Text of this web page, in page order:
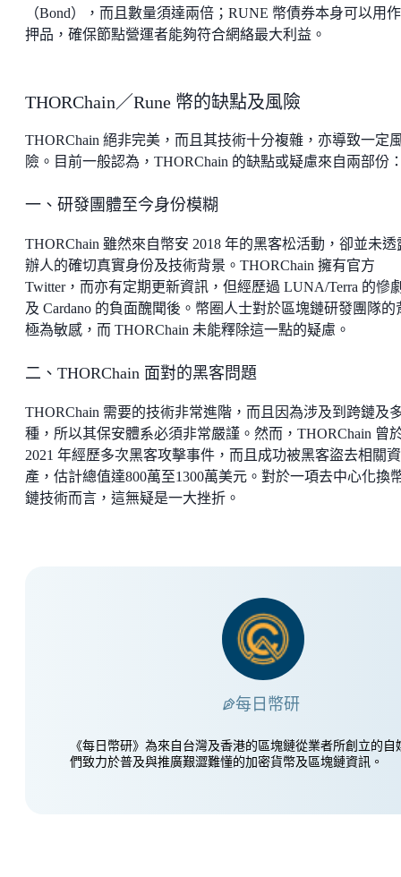
（Bond），而且數量須達兩倍；RUNE 幣債券本身可以用
押品，確保節點營運者能夠符合網絡最大利益。
THORChain／Rune 幣的缺點及風險
THORChain 絕非完美，而且其技術十分複雜，亦導致一定
險。目前一般認為，THORChain 的缺點或疑慮來自兩部份
一、研發團體至今身份模糊
THORChain 雖然來自幣安 2018 年的黑客松活動，卻並未透
辦人的確切真實身份及技術背景。THORChain 擁有官方
Twitter，而亦有定期更新資訊，但經歷過 LUNA/Terra 的慘
及 Cardano 的負面醜聞後。幣圈人士對於區塊鏈研發團隊的
極為敏感，而 THORChain 未能釋除這一點的疑慮。
二、THORChain 面對的黑客問題
THORChain 需要的技術非常進階，而且因為涉及到跨鏈及
種，所以其保安體系必須非常嚴謹。然而，THORChain 曾
2021 年經歷多次黑客攻擊事件，而且成功被黑客盜去相關資
產，估計總值達800萬至1300萬美元。對於一項去中心化換
鏈技術而言，這無疑是一大挫折。
每日幣研
《每日幣研》為來自台灣及香港的區塊鏈從業者所創立的自
們致力於普及與推廣艱澀難懂的加密貨幣及區塊鏈資訊。